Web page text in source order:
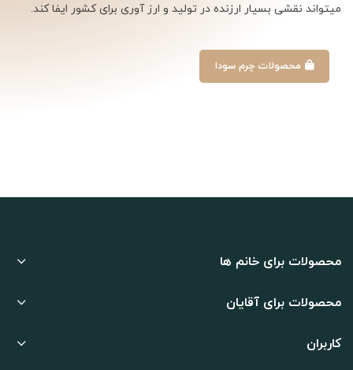
میتواند نقشی بسیار ارزنده در تولید و ارز آوری برای کشور ایفا کند.
محصولات چرم سودا
محصولات برای خانم ها
محصولات برای آقایان
کاربران